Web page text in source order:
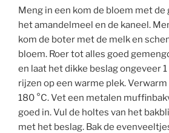
Meng in een kom de bloem met de
het amandelmeel en de kaneel.
kom de boter met de melk en
bloem. Roer tot alles goed
en laat het dikke beslag ongeveer
rijzen op een warme plek.
180 °C. Vet een metalen
goed in. Vul de holtes van het
met het beslag. Bak de